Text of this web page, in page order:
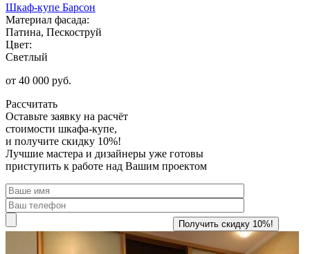
Шкаф-купе Барсон
Материал фасада:
Патина, Пескоструй
Цвет:
Светлый
от 40 000 руб.
Рассчитать
Оставьте заявку на расчёт
стоимости шкафа-купе,
и получите скидку 10%!
Лучшие мастера и дизайнеры уже готовы
приступить к работе над Вашим проектом